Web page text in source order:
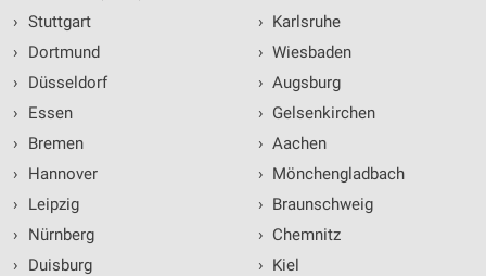
› Stuttgart
›
Dortmund
›
Düsseldorf
›
Essen
›
Bremen
›
Hannover
›
Leipzig
›
Nürnberg
›
Duisburg
› Karlsruhe
› Wiesbaden
› Augsburg
› Gelsenkirchen
› Aachen
› Mönchengladbach
› Braunschweig
› Chemnitz
› Kiel